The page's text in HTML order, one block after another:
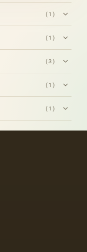
(1)
(1)
(3)
(1)
(1)